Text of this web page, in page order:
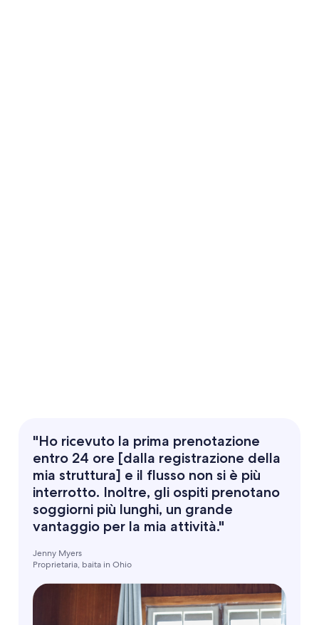
"Ho ricevuto la prima prenotazione
entro 24 ore [dalla registrazione della
mia struttura] e il flusso non si è più
interrotto. Inoltre, gli ospiti prenotano
soggiorni più lunghi, un grande
vantaggio per la mia attività."
Jenny Myers
Proprietaria, baita in Ohio